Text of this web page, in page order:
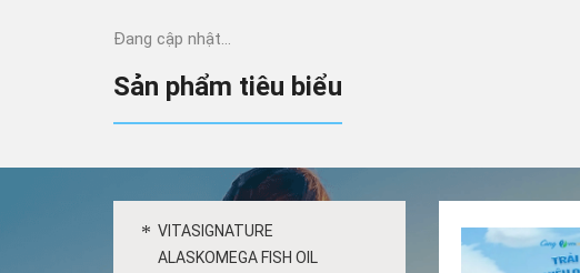
Đang cập nhật...
Sản phẩm tiêu biểu
VITASIGNATURE
ALASKOMEGA FISH OIL